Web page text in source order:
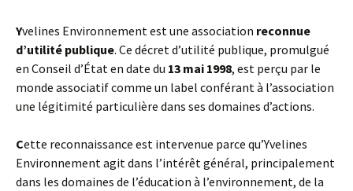
Yvelines Environnement est une association reconnue
d’utilité publique. Ce décret d’utilité publique, promulgué
en Conseil d’État en date du 13 mai 1998, est perçu par le
monde associatif comme un label conférant à l’association
une légitimité particulière dans ses domaines d’actions.
Cette reconnaissance est intervenue parce qu’Yvelines
Environnement agit dans l’intérêt général, principalement
dans les domaines de l’éducation à l’environnement, de la